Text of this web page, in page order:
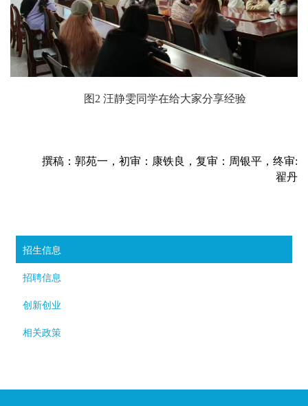
图2 汪静雯同学在给大家分享经验
撰稿：郭苑一，初审：康铁良，复审：周银平，终审:
翟丹
招生信息
招聘信息
创新创业
相关政策